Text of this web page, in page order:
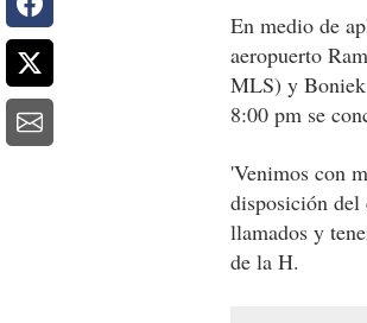
En medio de
aeropuerto
MLS) y Boniek
8:00 pm se
'Venimos con
disposición del
llamados y
de la H.